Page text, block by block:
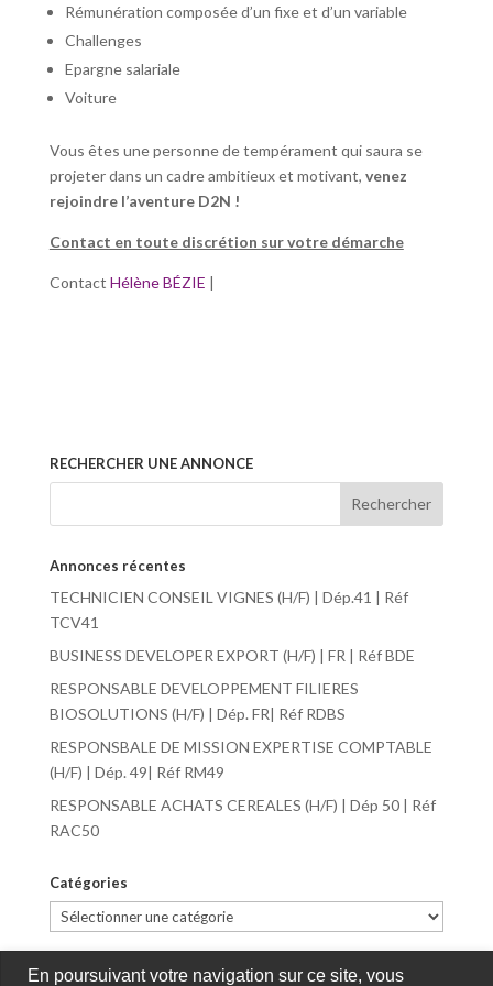
Rémunération composée d’un fixe et d’un variable
Challenges
Epargne salariale
Voiture
Vous êtes une personne de tempérament qui saura se
projeter dans un cadre ambitieux et motivant, venez
rejoindre l’aventure D2N !
Contact en toute discrétion sur votre démarche
Contact Hélène BÉZIE |
RECHERCHER UNE ANNONCE
Annonces récentes
TECHNICIEN CONSEIL VIGNES (H/F) | Dép.41 | Réf
TCV41
BUSINESS DEVELOPER EXPORT (H/F) | FR | Réf BDE
RESPONSABLE DEVELOPPEMENT FILIERES
BIOSOLUTIONS (H/F) | Dép. FR| Réf RDBS
RESPONSBALE DE MISSION EXPERTISE COMPTABLE
(H/F) | Dép. 49| Réf RM49
RESPONSABLE ACHATS CEREALES (H/F) | Dép 50 | Réf
RAC50
Catégories
Catégories
En poursuivant votre navigation sur ce site, vous